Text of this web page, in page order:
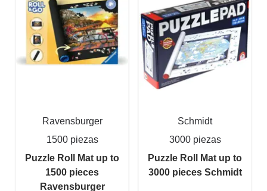
Ravensburger
1500 piezas
Puzzle Roll Mat up to
1500 pieces
Ravensburger
Schmidt
3000 piezas
Puzzle Roll Mat up to
3000 pieces Schmidt